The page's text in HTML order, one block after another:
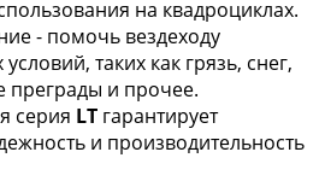
на квадроциклах.
- помочь вездеходу
таких как грязь, снег,
преграды и прочее.
серия LT гарантирует
и производительность